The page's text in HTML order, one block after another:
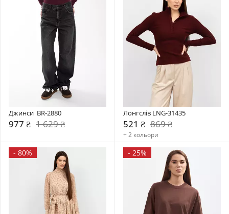
Джинси  BR-2880
977 ₴ 1 629 ₴
Лонгслів LNG-31435
521 ₴ 869 ₴
+ 2 кольори
- 80% - 25%